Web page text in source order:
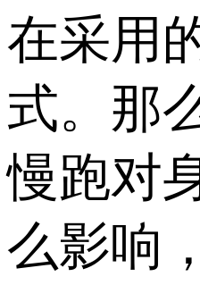
在采用
式。那
慢跑对
么影响